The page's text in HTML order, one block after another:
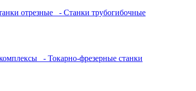
отрезные
- Станки трубогибочные
- Токарно-фрезерные станки